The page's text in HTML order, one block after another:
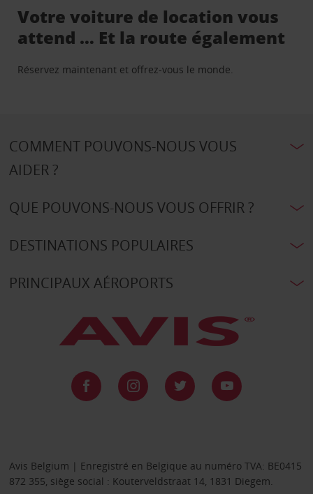
Votre voiture de location vous
attend … Et la route également
Réservez maintenant et offrez-vous le monde.
COMMENT POUVONS-NOUS VOUS
AIDER ?
QUE POUVONS-NOUS VOUS OFFRIR ?
DESTINATIONS POPULAIRES
PRINCIPAUX AÉROPORTS
Avis Belgium | Enregistré en Belgique au numéro TVA: BE0415
872 355, siège social : Kouterveldstraat 14, 1831 Diegem.